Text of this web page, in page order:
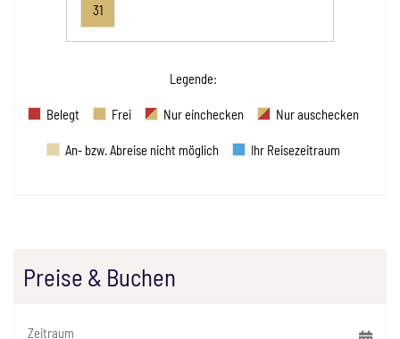
31
Legende:
Belegt Frei Nur einchecken Nur auschecken
An- bzw. Abreise nicht möglich Ihr Reisezeitraum
Preise & Buchen